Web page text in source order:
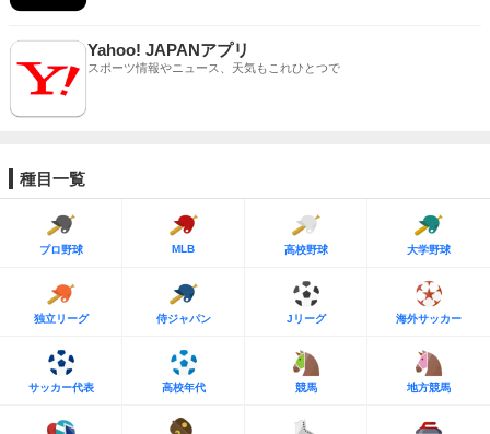
Yahoo! JAPANアプリ
スポーツ情報やニュース、天気もこれひとつで
種目一覧
プロ野球 MLB 高校野球 大学野球
独立リーグ 侍ジャパン Jリーグ 海外サッカー
サッカー代表 高校年代 競馬 地方競馬